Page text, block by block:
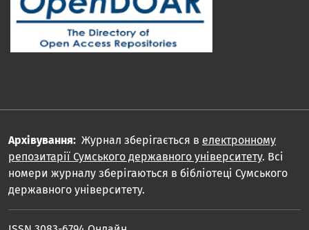
Архівування: Журнал зберігається в електронному
репозитарії Сумського державного університету. Всі
номери журналу зберігаються в бібліотеці Сумського
державного університету.